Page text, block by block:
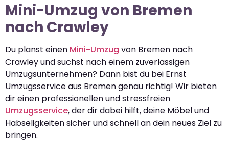
Mini-Umzug von Bremen
nach Crawley
Du planst einen Mini-Umzug von Bremen nach
Crawley und suchst nach einem zuverlässigen
Umzugsunternehmen? Dann bist du bei Ernst
Umzugsservice aus Bremen genau richtig! Wir bieten
dir einen professionellen und stressfreien
Umzugsservice, der dir dabei hilft, deine Möbel und
Habseligkeiten sicher und schnell an dein neues Ziel zu
bringen.